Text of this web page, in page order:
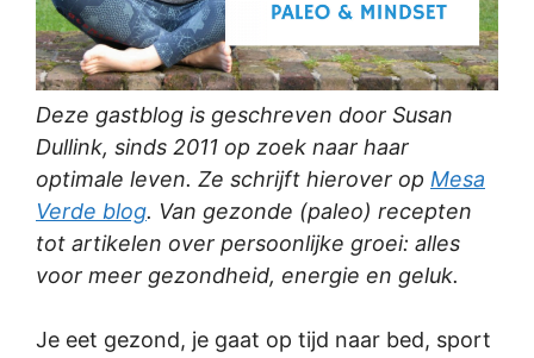
Deze gastblog is geschreven door Susan
Dullink, sinds 2011 op zoek naar haar
optimale leven. Ze schrijft hierover op Mesa
Verde blog. Van gezonde (paleo) recepten
tot artikelen over persoonlijke groei: alles
voor meer gezondheid, energie en geluk.
Je eet gezond, je gaat op tijd naar bed, sport